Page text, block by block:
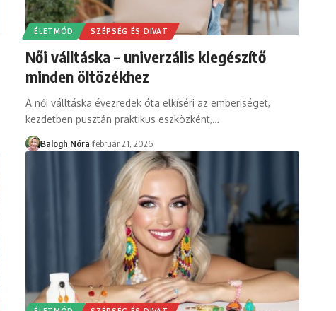
ÉLETMÓD SZÉPSÉG ÉS DIVAT
Női válltáska – univerzális kiegészítő
minden öltözékhez
A női válltáska évezredek óta elkíséri az emberiséget,
kezdetben pusztán praktikus eszközként,…
Balogh Nóra február 21, 2026